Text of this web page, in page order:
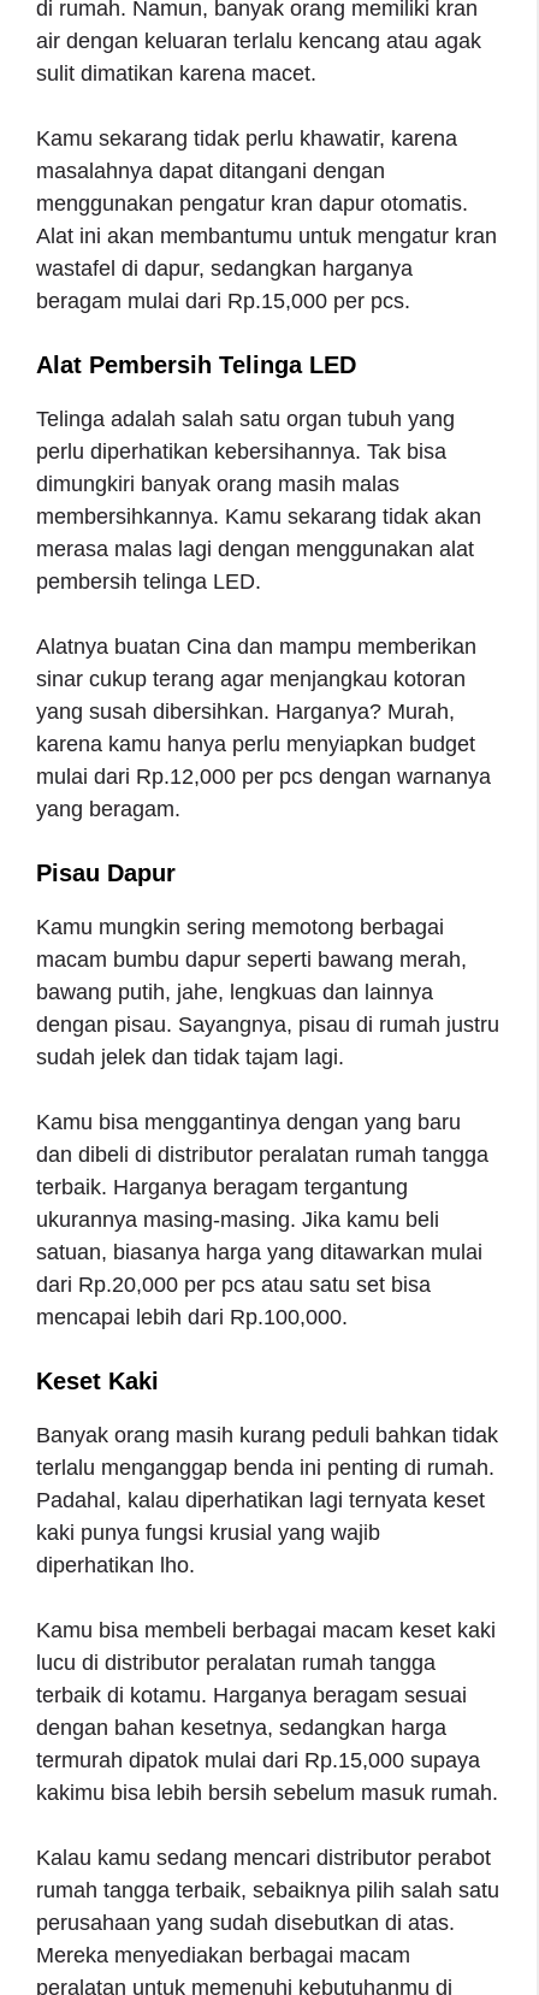
di rumah. Namun, banyak orang memiliki kran
air dengan keluaran terlalu kencang atau agak
sulit dimatikan karena macet.
Kamu sekarang tidak perlu khawatir, karena
masalahnya dapat ditangani dengan
menggunakan pengatur kran dapur otomatis.
Alat ini akan membantumu untuk mengatur kran
wastafel di dapur, sedangkan harganya
beragam mulai dari Rp.15,000 per pcs.
Alat Pembersih Telinga LED
Telinga adalah salah satu organ tubuh yang
perlu diperhatikan kebersihannya. Tak bisa
dimungkiri banyak orang masih malas
membersihkannya. Kamu sekarang tidak akan
merasa malas lagi dengan menggunakan alat
pembersih telinga LED.
Alatnya buatan Cina dan mampu memberikan
sinar cukup terang agar menjangkau kotoran
yang susah dibersihkan. Harganya? Murah,
karena kamu hanya perlu menyiapkan budget
mulai dari Rp.12,000 per pcs dengan warnanya
yang beragam.
Pisau Dapur
Kamu mungkin sering memotong berbagai
macam bumbu dapur seperti bawang merah,
bawang putih, jahe, lengkuas dan lainnya
dengan pisau. Sayangnya, pisau di rumah justru
sudah jelek dan tidak tajam lagi.
Kamu bisa menggantinya dengan yang baru
dan dibeli di distributor peralatan rumah tangga
terbaik. Harganya beragam tergantung
ukurannya masing-masing. Jika kamu beli
satuan, biasanya harga yang ditawarkan mulai
dari Rp.20,000 per pcs atau satu set bisa
mencapai lebih dari Rp.100,000.
Keset Kaki
Banyak orang masih kurang peduli bahkan tidak
terlalu menganggap benda ini penting di rumah.
Padahal, kalau diperhatikan lagi ternyata keset
kaki punya fungsi krusial yang wajib
diperhatikan lho.
Kamu bisa membeli berbagai macam keset kaki
lucu di distributor peralatan rumah tangga
terbaik di kotamu. Harganya beragam sesuai
dengan bahan kesetnya, sedangkan harga
termurah dipatok mulai dari Rp.15,000 supaya
kakimu bisa lebih bersih sebelum masuk rumah.
Kalau kamu sedang mencari distributor perabot
rumah tangga terbaik, sebaiknya pilih salah satu
perusahaan yang sudah disebutkan di atas.
Mereka menyediakan berbagai macam
peralatan untuk memenuhi kebutuhanmu di